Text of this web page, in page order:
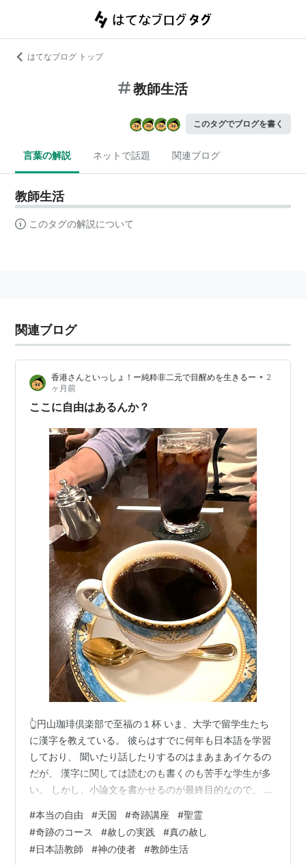
はてなブログ トップ
教師生活
このタグでブログを書く
言葉の解説 ネットで話題 関連ブログ
教師生活
このタグの解説について
関連ブログ
香港さんといっしょ！ー純粋非二元で目醒めを生きるー • 2
ヶ月前
ここに自由はあるんか？
👆円山珈琲倶楽部で至福の１杯 いま、大学で留学生たち
に漢字を教えている。 彼らはすでに何年も日本語を学習
しており、 聞いたり話したりするのはまあまあイケるの
だが、 漢字に関しては読むのも書くのも苦手な学生が多
い。 しかし、小論文を書かせるのが最終目的なので、 い
と、漢字の意味や書き方だけを教えても、 教える方も、
学ぶ方も退屈なだけだし、 留学生と言えども、もう23～
4歳の大人なので、 毎回、キーワードとなるような漢字
#本当の自由 #天国 #奇跡講座 #聖霊
#奇跡のコース #赦しの実践 #真の赦し
#日本語教師 #神の使者 #教師生活